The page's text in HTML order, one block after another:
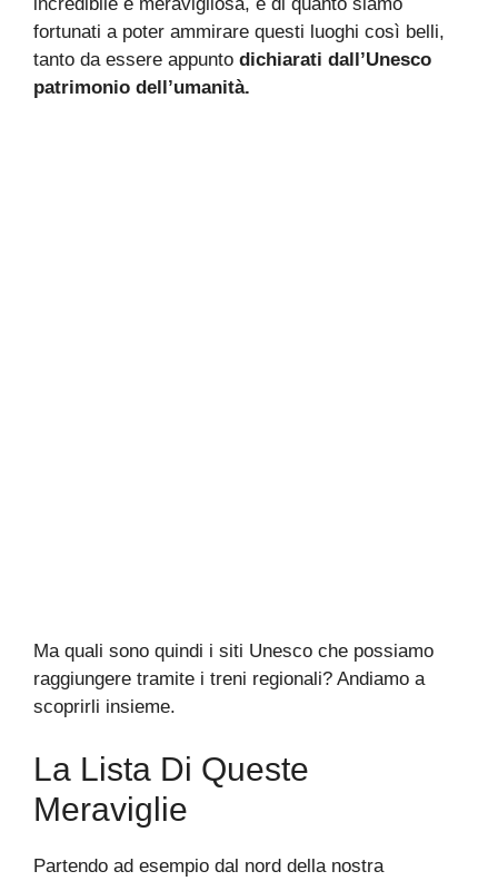
fortunati a poter ammirare questi luoghi così belli,
tanto da essere appunto dichiarati dall’Unesco
patrimonio dell’umanità.
Ma quali sono quindi i siti Unesco che possiamo
raggiungere tramite i treni regionali? Andiamo a
scoprirli insieme.
La Lista Di Queste
Meraviglie
Partendo ad esempio dal nord della nostra